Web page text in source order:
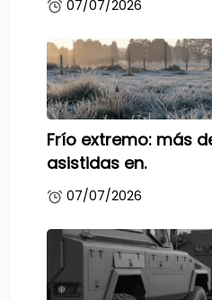
07/07/2026
Frío extremo: más
asistidas en.
07/07/2026